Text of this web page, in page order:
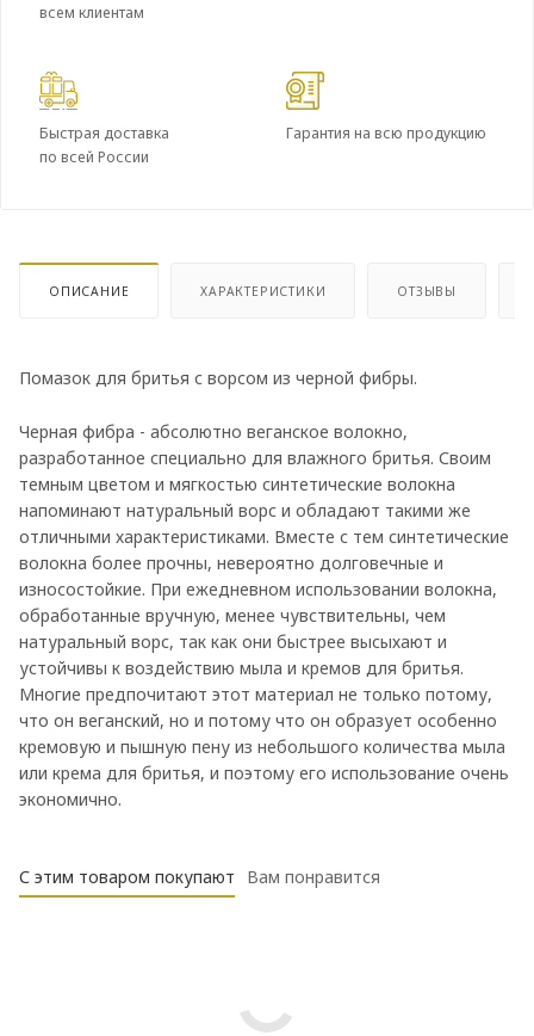
всем клиентам
Быстрая доставка
по всей России
Гарантия на всю продукцию
ОПИСАНИЕ ХАРАКТЕРИСТИКИ ОТЗЫВЫ
Помазок для бритья с ворсом из черной фибры.
Черная фибра - абсолютно веганское волокно,
разработанное специально для влажного бритья. Своим
темным цветом и мягкостью синтетические волокна
напоминают натуральный ворс и обладают такими же
отличными характеристиками. Вместе с тем синтетические
волокна более прочны, невероятно долговечные и
износостойкие. При ежедневном использовании волокна,
обработанные вручную, менее чувствительны, чем
натуральный ворс, так как они быстрее высыхают и
устойчивы к воздействию мыла и кремов для бритья.
Многие предпочитают этот материал не только потому,
что он веганский, но и потому что он образует особенно
кремовую и пышную пену из небольшого количества мыла
или крема для бритья, и поэтому его использование очень
экономично.
С этим товаром покупают Вам понравится